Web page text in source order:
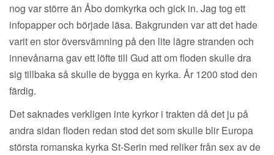
nog var större än Åbo domkyrka och gick in. Jag tog ett
infopapper och började läsa. Bakgrunden var att det hade
varit en stor översvämning på den lite lägre stranden och
innevånarna gav ett löfte till Gud att om floden skulle dra
sig tillbaka så skulle de bygga en kyrka. År 1200 stod den
färdig.
Det saknades verkligen inte kyrkor i trakten då det ju på
andra sidan floden redan stod det som skulle blir Europa
största romanska kyrka St-Serin med reliker från sex av de